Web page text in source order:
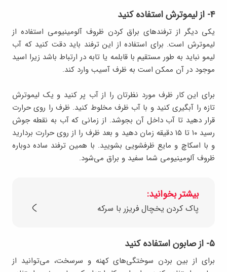
۴- از لیموترش استفاده کنید
یکی دیگر از ترفندهای براق کردن ظروف آلومینیومی استفاده از
لیموترش است. برای استفاده از این ترفند باید دقت کنید که آب
لیمو نباید به طور مستقیم با قابلمه یا تابه در ارتباط باشد زیرا اسید
موجود در آن ممکن است به ظرف آسیب وارد کند.
برای این کار ظرف مورد نظرتان را از آب پر کنید و یک لیموترش
تازه را آبگیری کنید و با آب ظرف مخلوط کنید. ظرف را روی حرارت
قرار دهید تا آب داخل آن بجوشد. از زمانی که آب به نقطه جوش
رسید ۱۰ تا ۱۵ دقیقه زمان دهید و بعد ظرف را از روی حرارت بردارید
و با اسکاچ و مایع ظرفشویی بشویید. با همین ترفند ساده دوباره
ظروف آلومینیومی شما سفید و براق می‌شود.
بیشتر بخوانید:
پاک کردن یخچال فریزر با سرکه
۵- از صابون استفاده کنید
برای از بین بردن سوختگی‌های کهنه و سرسخت، می‌توانید از